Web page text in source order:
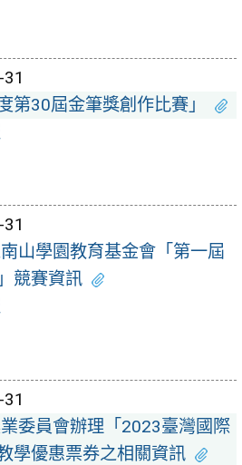
第30屆金筆獎創作比賽」
山學園教育基金會「第一屆
競賽資訊
委員會辦理「2023臺灣國際
學優惠票券之相關資訊